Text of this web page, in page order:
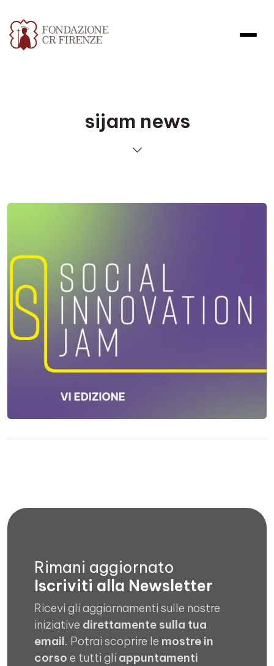
sijam news
Rimani aggiornato
Iscriviti alla Newsletter
Ricevi gli aggiornamenti sulle nostre
iniziative direttamente sulla tua
email. Potrai scoprire le mostre in
corso e tutti gli appuntamenti